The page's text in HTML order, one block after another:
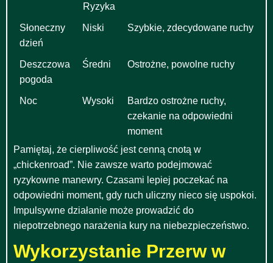
Ryzyka
Słoneczny
dzień
Niski Szybkie, zdecydowane ruchy
Deszczowa
pogoda
Średni Ostrożne, powolne ruchy
Noc Wysoki
Bardzo ostrożne ruchy,
czekanie na odpowiedni
moment
Pamiętaj, że cierpliwość jest cenną cnotą w
„chickenroad”. Nie zawsze warto podejmować
ryzykowne manewry. Czasami lepiej poczekać na
odpowiedni moment, gdy ruch uliczny nieco się uspokoi.
Impulsywne działanie może prowadzić do
niepotrzebnego narażenia kury na niebezpieczeństwo.
Wykorzystanie Przerw w